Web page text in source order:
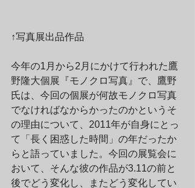
↑写真展出品作品
今年の1月から2月にかけて行われた鷹
野隆大個展『モノクロ写真』で、鷹野
氏は、今回の個展が何故モノクロ写真
でなければなからかったのかというそ
の理由について、2011年が自身にとっ
て「長く困惑した時間」の年だったか
らと語っていました。今回の展覧会に
おいて、そんな彼の作品が3.11の前と
後でどう変化し、またどう変化してい